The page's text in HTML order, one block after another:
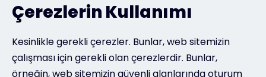
Çerezlerin Kullanımı
Kesinlikle gerekli çerezler. Bunlar, web sitemizin
çalışması için gerekli olan çerezlerdir. Bunlar,
örneğin, web sitemizin güvenli alanlarında oturum